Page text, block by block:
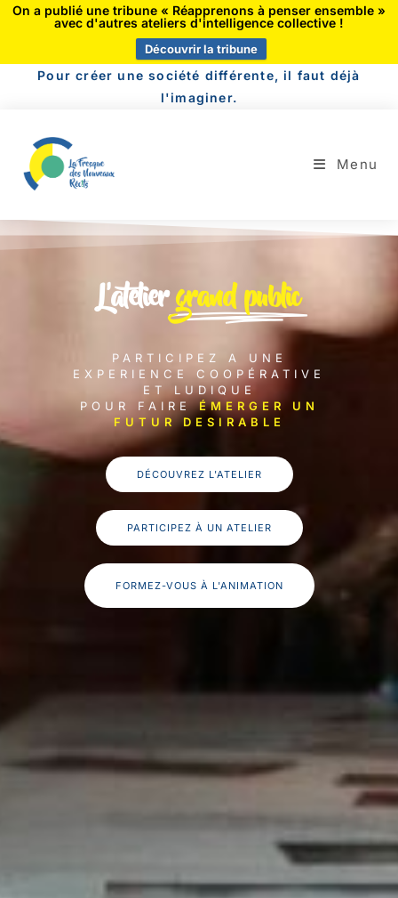
On a publié une tribune « Réapprenons à penser ensemble »
avec d'autres ateliers d'intelligence collective !
Découvrir la tribune
Pour créer une société différente, il faut déjà
l'imaginer.
Menu
L'ateliergrand public
PARTICIPEZ A UNE
EXPERIENCE COOPÉRATIVE
ET LUDIQUE
POUR FAIREÉMERGER UN
FUTUR DESIRABLE
DÉCOUVREZ L'ATELIER
PARTICIPEZ À UN ATELIER
FORMEZ-VOUS À L'ANIMATION